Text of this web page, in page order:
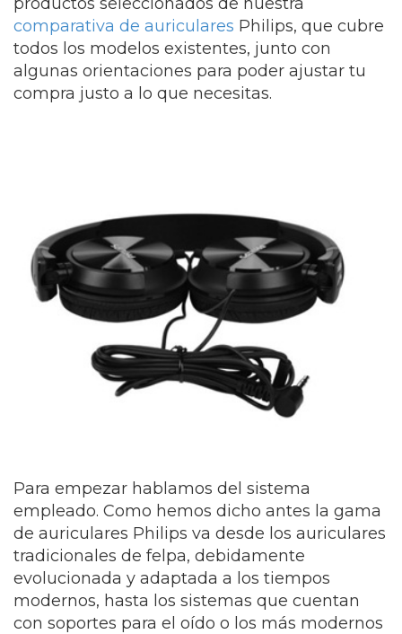
comparativa de auriculares Philips, que cubre
todos los modelos existentes, junto con
algunas orientaciones para poder ajustar tu
compra justo a lo que necesitas.
Para empezar hablamos del sistema
empleado. Como hemos dicho antes la gama
de auriculares Philips va desde los auriculares
tradicionales de felpa, debidamente
evolucionada y adaptada a los tiempos
modernos, hasta los sistemas que cuentan
con soportes para el oído o los más modernos